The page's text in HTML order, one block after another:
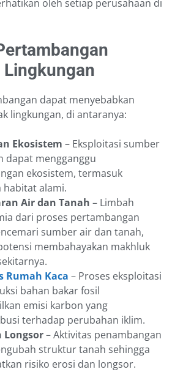
oleh setiap perusahaan di
Lingkungan
dapat menyebabkan
lingkungan, di antaranya:
Ekosistem – Eksploitasi sumber
dapat mengganggu
ekosistem, termasuk
habitat alami.
Air dan Tanah – Limbah
dari proses pertambangan
sumber air dan tanah,
membahayakan makhluk
Rumah Kaca – Proses eksploitasi
bahan bakar fosil
emisi karbon yang
terhadap perubahan iklim.
Longsor– Aktivitas penambangan
struktur tanah sehingga
risiko erosi dan longsor.